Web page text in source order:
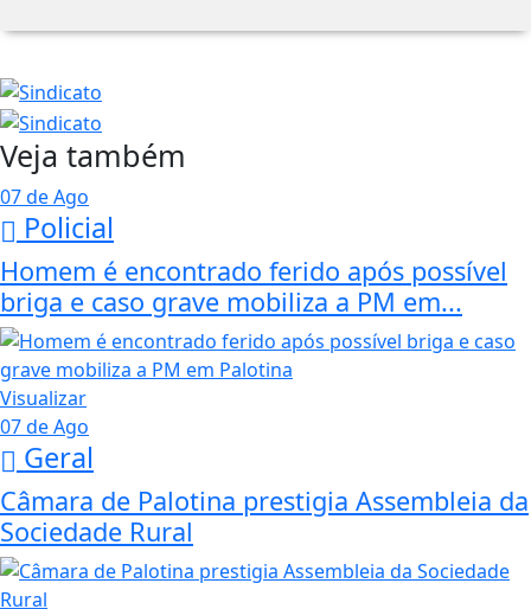
Veja também
07 de Ago
Policial
Homem é encontrado ferido após possível
briga e caso grave mobiliza a PM em...
Visualizar
07 de Ago
Geral
Câmara de Palotina prestigia Assembleia da
Sociedade Rural